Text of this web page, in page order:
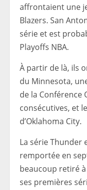
affrontaient une
Blazers. San
série et est
Playoffs NBA.
À partir de là, ils
du Minnesota,
de la Conférence
consécutives, et
d’Oklahoma City.
La série Thunder
remportée en
beaucoup retiré
ses premières